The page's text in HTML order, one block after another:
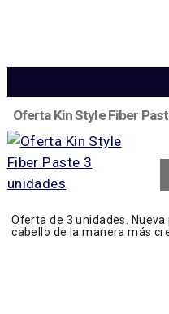
Oferta Kin Style Fiber
Oferta de 3 unidades.
cabello de la manera más